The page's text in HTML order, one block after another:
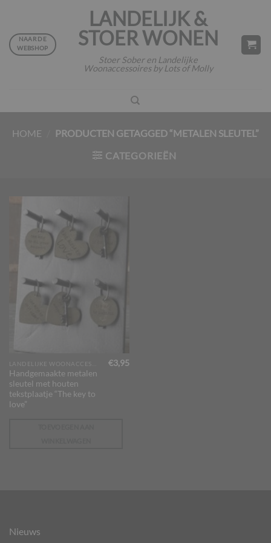
inhoud
LANDELIJK &
STOER WONEN
Stoer Sober en Landelijke
Woonaccessoires by Lots of Molly
NAAR DE
WEBSHOP
HOME
PRODUCTEN GETAGGED “METALEN SLEUTEL”
CATEGORIEËN
Handgemaakte metalen
sleutel met houten
tekstplaatje “The key to
love”
€3,95
Nieuws